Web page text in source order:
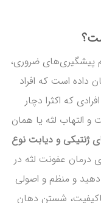
پیشگیری‌های ضروری،
داده است که افراد
که اکثرا دچار
التهاب لثه یا همان
ژنتیکی و دیابت نوع
درمان عفونت لثه در
دهید و منظم و اصولی
شستن دهان